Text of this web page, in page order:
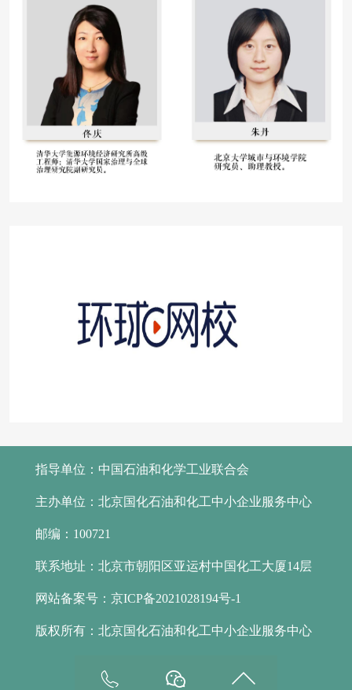
指导单位： 中国石油和化学工业联合会
主办单位： 北京国化石油和化工中小企业服务中心
邮编： 100721
联系地址： 北京市朝阳区亚运村中国化工大厦14层
网站备案号： 京ICP备2021028194号-1
版权所有： 北京国化石油和化工中小企业服务中心
  